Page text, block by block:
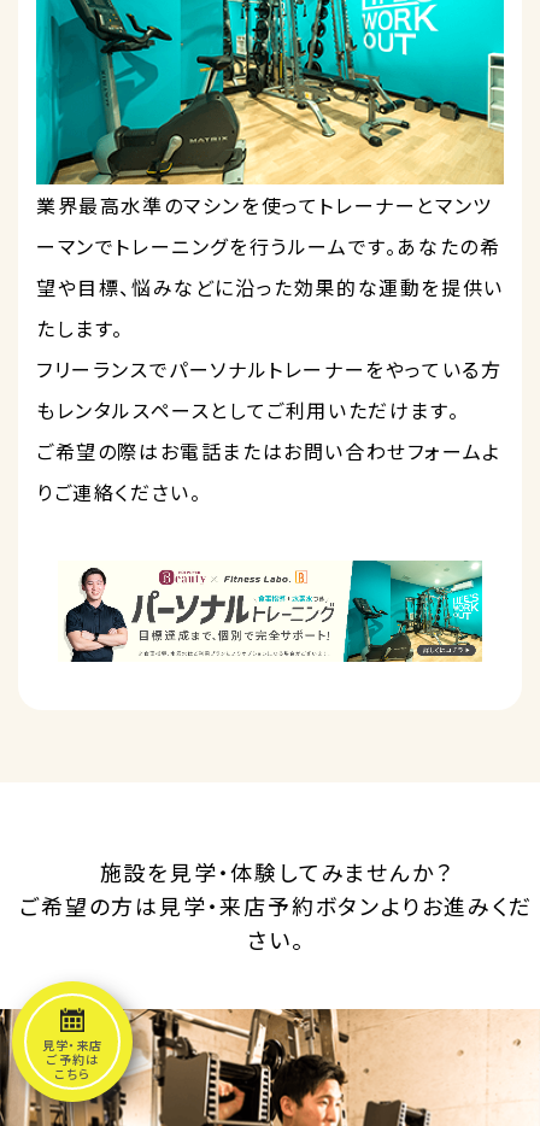
業界最高水準のマシンを使ってトレーナーとマンツ
ーマンでトレーニングを行うルームです。あなたの希
望や目標、悩みなどに沿った効果的な運動を提供い
たします。
フリーランスでパーソナルトレーナーをやっている方
もレンタルスペースとしてご利用いただけます。
ご希望の際はお電話またはお問い合わせフォームよ
りご連絡ください。
施設を見学・体験してみませんか？
ご希望の方は見学・来店予約ボタンよりお進みくだ
さい。
見学・来店
ご予約は
こちら